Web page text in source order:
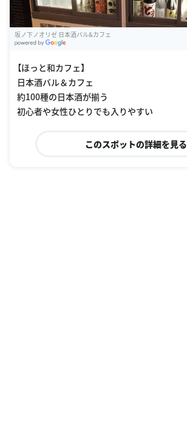
坂ノ下ノオリゼ 日本酒バル&カフェ
【ほっと和カフェ】
日本酒バル＆カフェ
約100種の日本酒が揃う
初心者や女性ひとりでも入りやすい
このスポットの詳細を見る